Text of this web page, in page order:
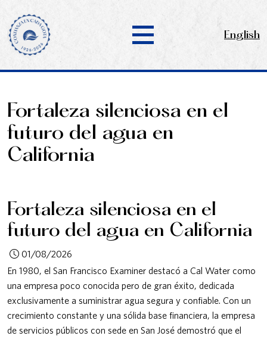
English
Fortaleza silenciosa en el
futuro del agua en
California
Fortaleza silenciosa en el
futuro del agua en California
01/08/2026
En 1980, el San Francisco Examiner destacó a Cal Water como
una empresa poco conocida pero de gran éxito, dedicada
exclusivamente a suministrar agua segura y confiable. Con un
crecimiento constante y una sólida base financiera, la empresa
de servicios públicos con sede en San José demostró que el